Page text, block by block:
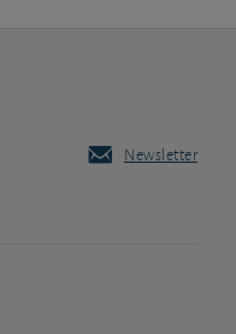
Newsletter